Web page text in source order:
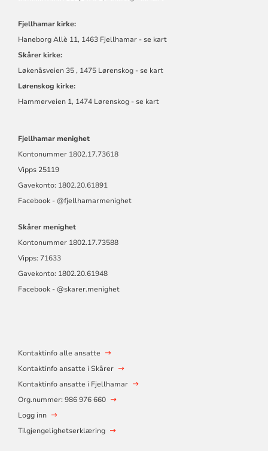
Fjellhamar kirke:
Haneborg Allè 11, 1463 Fjellhamar - se kart
Skårer kirke:
Løkenåsveien 35 , 1475 Lørenskog - se kart
Lørenskog kirke:
Hammerveien 1, 1474 Lørenskog - se kart
Fjellhamar menighet
Kontonummer 1802.17.73618
Vipps 25119
Gavekonto: 1802.20.61891
Facebook -@fjellhamarmenighet
Skårer menighet
Kontonummer 1802.17.73588
Vipps: 71633
Gavekonto: 1802.20.61948
Facebook - @skarer.menighet
Kontaktinfo alle ansatte
Kontaktinfo ansatte i Skårer
Kontaktinfo ansatte i Fjellhamar
Org.nummer: 986 976 660
Logg inn
Tilgjengelighetserklæring